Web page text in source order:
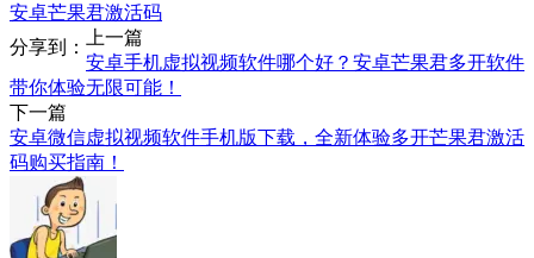
安卓芒果君激活码
分享到：
上一篇
安卓手机虚拟视频软件哪个好？安卓芒果君多开软件
带你体验无限可能！
下一篇
安卓微信虚拟视频软件手机版下载，全新体验多开芒果君激活
码购买指南！